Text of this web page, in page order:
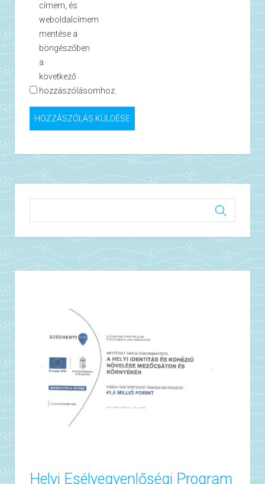
címem, és
weboldalcímem
mentése a
böngészőben
a
következő
hozzászólásomhoz.
Helyi Esélyegyenlőségi Program